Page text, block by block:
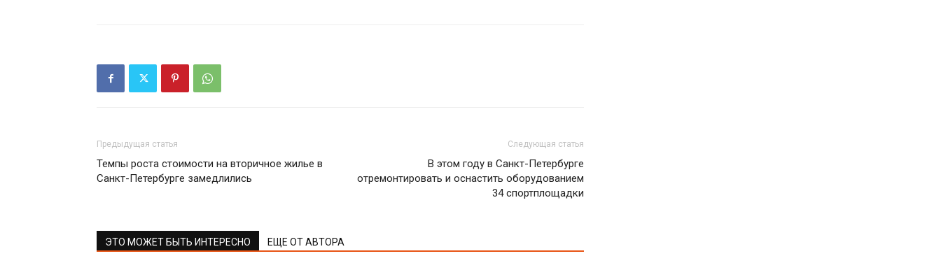
Предыдущая статья
Темпы роста стоимости на вторичное жилье в
Санкт-Петербурге замедлились
Следующая статья
В этом году в Санкт-Петербурге
отремонтировать и оснастить оборудованием
34 спортплощадки
ЭТО МОЖЕТ БЫТЬ ИНТЕРЕСНО ЕЩЕ ОТ АВТОРА